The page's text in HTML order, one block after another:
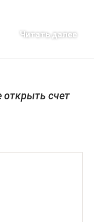
Читать далее
открыть счет